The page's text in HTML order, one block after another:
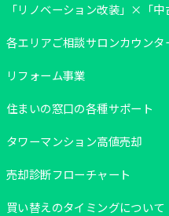
購入物件情報はこちら
「リノベーション改装」×「
各エリアご相談サロンカウンタ
リフォーム事業
住まいの窓口の各種サポート
タワーマンション高値売却
売却診断フローチャート
買い替えのタイミングについて